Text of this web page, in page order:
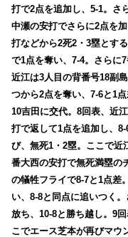
打で2点を追加し、5-1。さ
中瀬の安打でさらに2点を
打などから2死2・3塁とす
で1点を奪い、7-4。さらに
近江は3人目の背番号18副
つから2点を奪い、7-6と1
10吉田に交代。8回表、近
打で返して1点を追加し、
び、無死1・2塁。ここで近
番大西の安打で無死満塁の
の犠牲フライで8-7と1点差
い、8-8と同点に追いつく
放ち、10-8と勝ち越し。9
こでエース芝本が再びマウ